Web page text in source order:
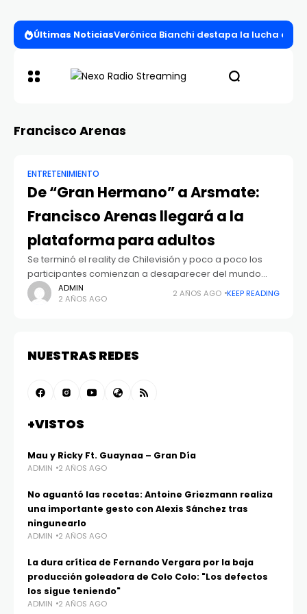
Últimas NoticiasVerónica Bianchi destapa la lucha
Francisco Arenas
ENTRETENIMIENTO
De “Gran Hermano” a Arsmate:
Francisco Arenas llegará a la
plataforma para adultos
Se terminó el reality de Chilevisión y poco a poco los
participantes comienzan a desaparecer del mundo
público. Es por esto que varios de ellos decidieron
buscar nuevas opciones para
ADMIN
2 AÑOS AGO
2 AÑOS AGO KEEP READING
NUESTRAS REDES
+VISTOS
Mau y Ricky Ft. Guaynaa – Gran Día
ADMIN 2 AÑOS AGO
No aguantó las recetas: Antoine Griezmann realiza
una importante gesto con Alexis Sánchez tras
ningunearlo
ADMIN 2 AÑOS AGO
La dura crítica de Fernando Vergara por la baja
producción goleadora de Colo Colo: "Los defectos
los sigue teniendo"
ADMIN 2 AÑOS AGO